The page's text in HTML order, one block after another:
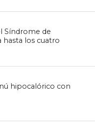
Síndrome de
hasta los cuatro
hipocalórico con